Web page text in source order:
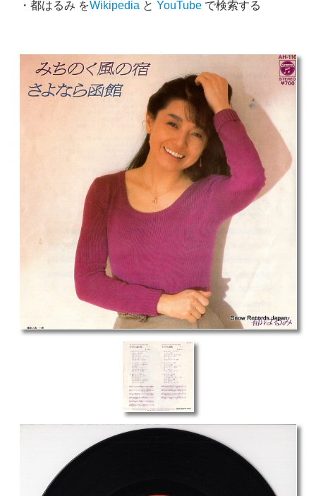
・都はるみ をWikipedia と YouTubeで検索する